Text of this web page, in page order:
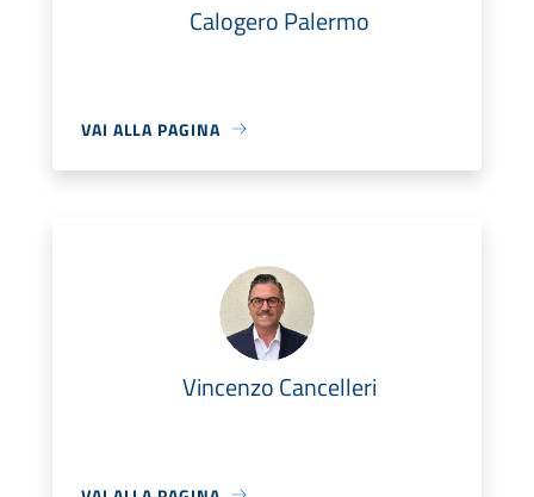
Calogero Palermo
VAI ALLA PAGINA
Vincenzo Cancelleri